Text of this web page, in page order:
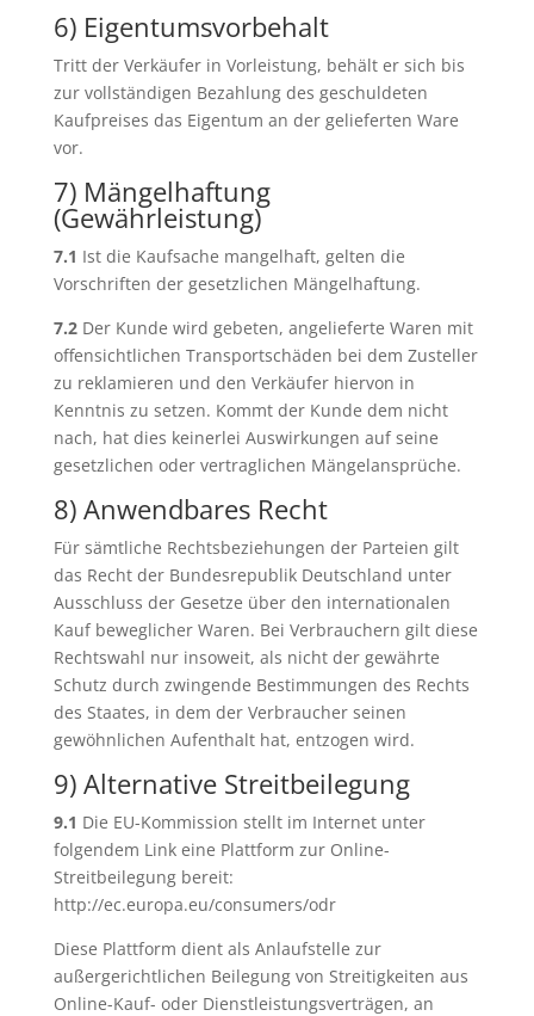
6) Eigentumsvorbehalt
Tritt der Verkäufer in Vorleistung, behält er sich bis
zur vollständigen Bezahlung des geschuldeten
Kaufpreises das Eigentum an der gelieferten Ware
vor.
7) Mängelhaftung
(Gewährleistung)
7.1 Ist die Kaufsache mangelhaft, gelten die
Vorschriften der gesetzlichen Mängelhaftung.
7.2Der Kunde wird gebeten, angelieferte Waren mit
offensichtlichen Transportschäden bei dem Zusteller
zu reklamieren und den Verkäufer hiervon in
Kenntnis zu setzen. Kommt der Kunde dem nicht
nach, hat dies keinerlei Auswirkungen auf seine
gesetzlichen oder vertraglichen Mängelansprüche.
8) Anwendbares Recht
Für sämtliche Rechtsbeziehungen der Parteien gilt
das Recht der Bundesrepublik Deutschland unter
Ausschluss der Gesetze über den internationalen
Kauf beweglicher Waren. Bei Verbrauchern gilt diese
Rechtswahl nur insoweit, als nicht der gewährte
Schutz durch zwingende Bestimmungen des Rechts
des Staates, in dem der Verbraucher seinen
gewöhnlichen Aufenthalt hat, entzogen wird.
9) Alternative Streitbeilegung
9.1 Die EU-Kommission stellt im Internet unter
folgendem Link eine Plattform zur Online-
Streitbeilegung bereit:
http://ec.europa.eu/consumers/odr
Diese Plattform dient als Anlaufstelle zur
außergerichtlichen Beilegung von Streitigkeiten aus
Online-Kauf- oder Dienstleistungsverträgen, an